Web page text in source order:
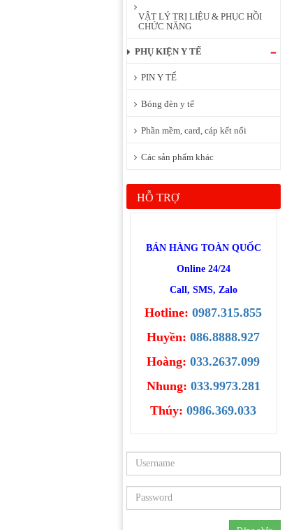
VẬT LÝ TRỊ LIỆU & PHỤC HỒI
CHỨC NĂNG
PHỤ KIỆN Y TẾ
PIN Y TẾ
Bóng đèn y tế
Phần mềm, card, cáp kết nối
Các sản phẩm khác
HỖ TRỢ
BÁN HÀNG TOÀN QUỐC
Online 24/24
Call, SMS, Zalo
Hotline:0987.315.855
Huyền:086.8888.927
Hoàng:033.2637.099
Nhung: 033.9973.281
Thúy:0986.369.033